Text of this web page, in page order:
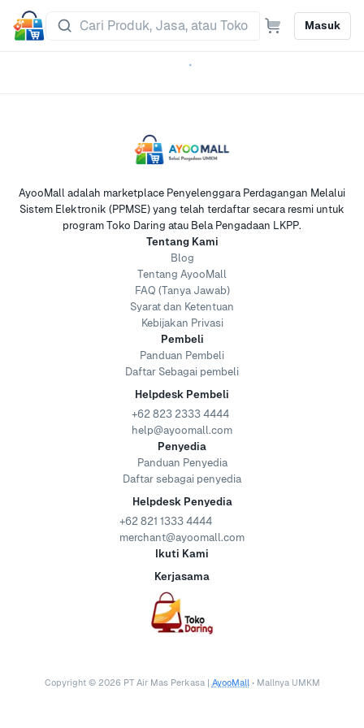
Masuk
AyooMall adalah marketplace Penyelenggara Perdagangan Melalui
Sistem Elektronik (PPMSE) yang telah terdaftar secara resmi untuk
program Toko Daring atau Bela Pengadaan LKPP.
Tentang Kami
Blog
Tentang AyooMall
FAQ (Tanya Jawab)
Syarat dan Ketentuan
Kebijakan Privasi
Pembeli
Panduan Pembeli
Daftar Sebagai pembeli
Helpdesk Pembeli
+62 823 2333 4444
help@ayoomall.com
Penyedia
Panduan Penyedia
Daftar sebagai penyedia
Helpdesk Penyedia
+62 821 1333 4444
merchant@ayoomall.com
Ikuti Kami
Kerjasama
Copyright © 2026 PT Air Mas Perkasa | AyooMall • Mallnya UMKM